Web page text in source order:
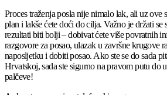
Proces traženja posla nije nimalo lak, ali uz ove
plan i lakše ćete doći do cilja. Važno je držati se
rezultati biti bolji – dobivat ćete više povratnih
razgovore za posao, ulazak u završne krugove
naposljetku i dobiti posao. Ako ste se do sada
Hrvatskoj, sada ste sigurno na pravom putu do
palčeve!